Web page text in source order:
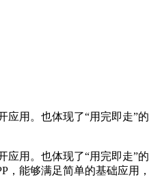
用。也体现了“用完即走”
用。也体现了“用完即走”
能够满足简单的基础应用